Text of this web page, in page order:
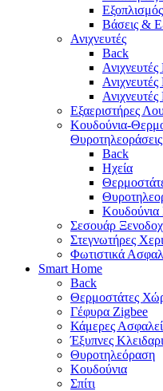
Βάσεις &
Ανιχνευτές
Back
Εξαεριστήρες
Κουδούνια-
Θυροτηλεοράσεις
Back
Ηχεία
Κουδούνια
Σεσουάρ
Στεγνωτήρες
Φωτιστικά
Smart Home
Back
Θερμοστάτες
Γέφυρα Zigbee
Κάμερες
Έξυπνες
Θυροτηλεόραση
Κουδούνια
Σπίτι